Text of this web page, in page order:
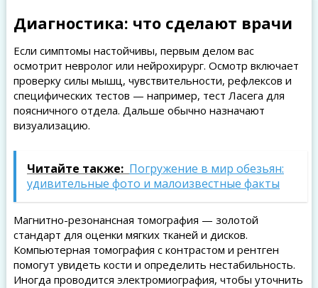
Диагностика: что сделают врачи
Если симптомы настойчивы, первым делом вас
осмотрит невролог или нейрохирург. Осмотр включает
проверку силы мышц, чувствительности, рефлексов и
специфических тестов — например, тест Ласега для
поясничного отдела. Дальше обычно назначают
визуализацию.
Читайте также: Погружение в мир обезьян:
удивительные фото и малоизвестные факты
Магнитно-резонансная томография — золотой
стандарт для оценки мягких тканей и дисков.
Компьютерная томография с контрастом и рентген
помогут увидеть кости и определить нестабильность.
Иногда проводится электромиография, чтобы уточнить